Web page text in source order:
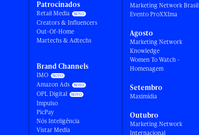
Patrocinados
Retail Media
Creators & Influencers
Out-Of-Home
Martechs & Adtechs
Brand Channels
IMO
Amazon Ads
OPL Digital
Impulso
PicPay
Nós Inteligência
Vistar Media
Marketing Network Brasil
Evento ProXXIma
Agosto
Marketing Network
Knowledge
Women To Watch -
Homenagem
Setembro
Maximídia
Outubro
Marketing Network
Internacional